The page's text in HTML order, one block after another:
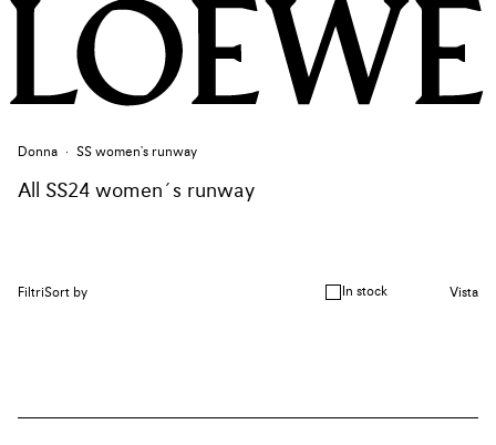
Donna SS women's runway
All SS24 women´s runway
FiltriSort by In stock Vista